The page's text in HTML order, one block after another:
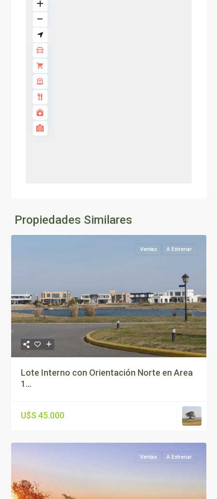
Propiedades Similares
Previous Next
Ventas A Estrenar
Lote Interno con Orientación Norte en Area
1...
U$S 45.000
Ventas A Estrenar